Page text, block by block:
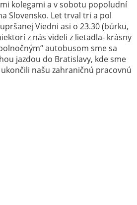
kolegami a v sobotu popoludní
Slovensko. Let trval tri a pol
Viedni asi o 23.30 (búrku,
z nás videli z lietadla- krásny
autobusom sme sa
jazdou do Bratislavy, kde sme
ukončili našu zahraničnú pracovnú